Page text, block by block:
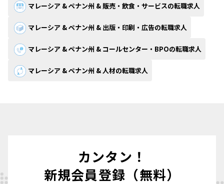
マレーシア & ペナン州 & 販売・飲食・サービスの転職求人
マレーシア & ペナン州 & 出版・印刷・広告の転職求人
マレーシア & ペナン州 & コールセンター・BPOの転職求人
マレーシア & ペナン州 & 人材の転職求人
カンタン！
新規会員登録（無料）